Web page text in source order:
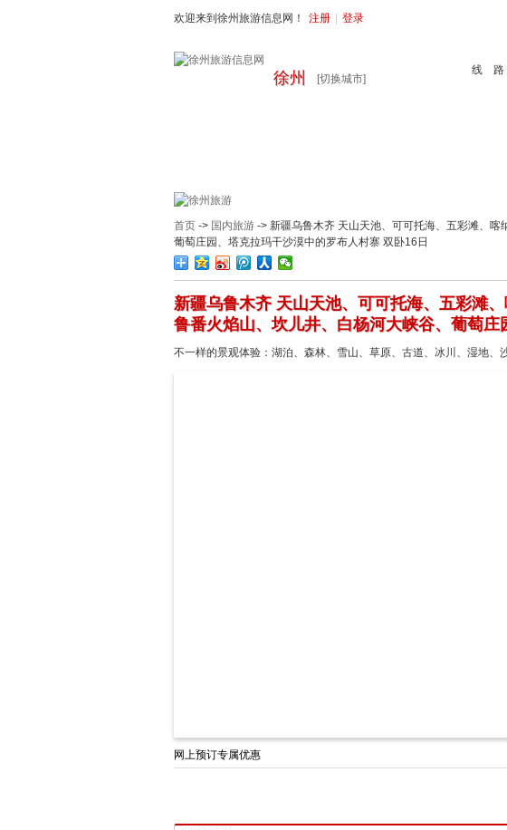
欢迎来到徐州旅游信息网！ 注册 登录
徐州 [切换城市]
线 路
首页 -> 国内旅游 -> 新疆乌鲁木齐 天山天池、可可托海、五彩滩、喀
葡萄庄园、塔克拉玛干沙漠中的罗布人村寨 双卧16日
新疆乌鲁木齐 天山天池、可可托海、五彩滩
鲁番火焰山、坎儿井、白杨河大峡谷、葡萄
不一样的景观体验：湖泊、森林、雪山、草原、古道、冰川、湿地、
网上预订专属优惠